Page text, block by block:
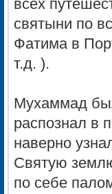
всех
святыни по
Фатима в
т.д. ).
Мухаммад
распознал в
наверно
Святую
по себе